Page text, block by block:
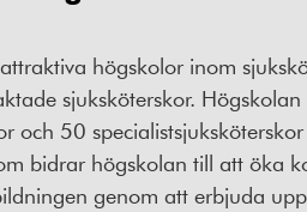
högskolor inom
sjuksköterskor.
och 50
bidrar högskolan till att öka
genom att erbjuda